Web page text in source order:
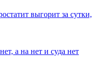
выгорит за сутки,
а на нет и суда нет